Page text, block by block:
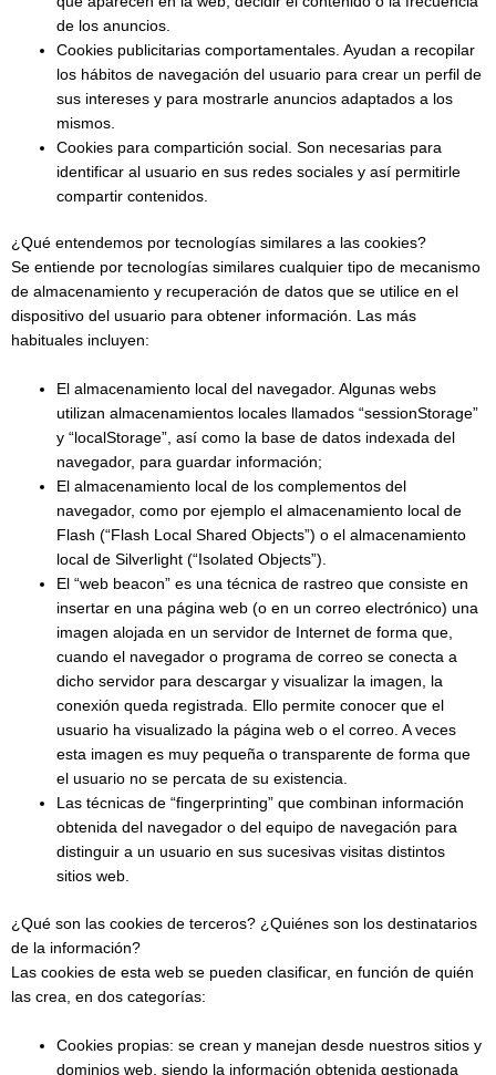
de los anuncios.
Cookies publicitarias comportamentales. Ayudan a recopilar
los hábitos de navegación del usuario para crear un perfil de
sus intereses y para mostrarle anuncios adaptados a los
mismos.
Cookies para compartición social. Son necesarias para
identificar al usuario en sus redes sociales y así permitirle
compartir contenidos.
¿Qué entendemos por tecnologías similares a las cookies?
Se entiende por tecnologías similares cualquier tipo de mecanismo
de almacenamiento y recuperación de datos que se utilice en el
dispositivo del usuario para obtener información. Las más
habituales incluyen:
El almacenamiento local del navegador. Algunas webs
utilizan almacenamientos locales llamados “sessionStorage”
y “localStorage”, así como la base de datos indexada del
navegador, para guardar información;
El almacenamiento local de los complementos del
navegador, como por ejemplo el almacenamiento local de
Flash (“Flash Local Shared Objects”) o el almacenamiento
local de Silverlight (“Isolated Objects”).
El “web beacon” es una técnica de rastreo que consiste en
insertar en una página web (o en un correo electrónico) una
imagen alojada en un servidor de Internet de forma que,
cuando el navegador o programa de correo se conecta a
dicho servidor para descargar y visualizar la imagen, la
conexión queda registrada. Ello permite conocer que el
usuario ha visualizado la página web o el correo. A veces
esta imagen es muy pequeña o transparente de forma que
el usuario no se percata de su existencia.
Las técnicas de “fingerprinting” que combinan información
obtenida del navegador o del equipo de navegación para
distinguir a un usuario en sus sucesivas visitas distintos
sitios web.
¿Qué son las cookies de terceros? ¿Quiénes son los destinatarios
de la información?
Las cookies de esta web se pueden clasificar, en función de quién
las crea, en dos categorías:
Cookies propias: se crean y manejan desde nuestros sitios y
dominios web, siendo la información obtenida gestionada